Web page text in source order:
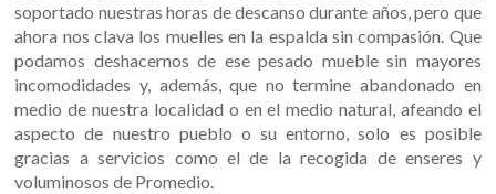
soportado nuestras horas de descanso durante años, pero que
ahora nos clava los muelles en la espalda sin compasión. Que
podamos deshacernos de ese pesado mueble sin mayores
incomodidades y, además, que no termine abandonado en
medio de nuestra localidad o en el medio natural, afeando el
aspecto de nuestro pueblo o su entorno, solo es posible
gracias a servicios como el de la recogida de enseres y
voluminosos de Promedio.